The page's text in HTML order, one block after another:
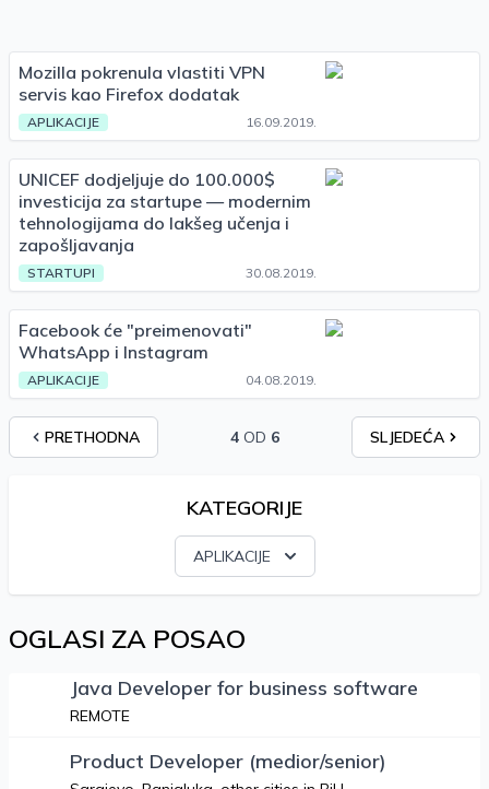
Mozilla pokrenula vlastiti VPN
servis kao Firefox dodatak
APLIKACIJE 16.09.2019.
UNICEF dodjeljuje do 100.000$
investicija za startupe — modernim
tehnologijama do lakšeg učenja i
zapošljavanja
STARTUPI 30.08.2019.
Facebook će "preimenovati"
WhatsApp i Instagram
APLIKACIJE 04.08.2019.
PRETHODNA 4 OD 6 SLJEDEĆA
KATEGORIJE
APLIKACIJE
OGLASI ZA POSAO
Java Developer for business software
REMOTE
Product Developer (medior/senior)